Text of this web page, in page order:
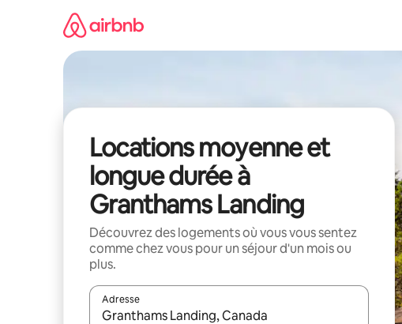
Locations moyenne et
longue durée à
Granthams Landing
Découvrez des logements où vous vous sentez
comme chez vous pour un séjour d'un mois ou
plus.
Adresse
Lorsque les résultats s'affichent, utilisez les flèches vers